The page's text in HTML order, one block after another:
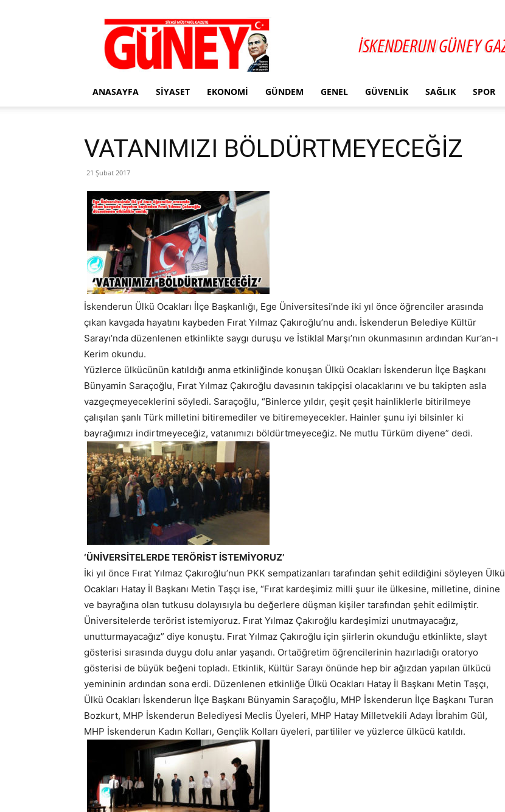
Gazete
Güney
ANASAYFA SIYASET EKONOMI GÜNDEM GENEL GÜVENLIK SAĞLIK SPOR
VATANIMIZI BÖLDÜRTMEYECEĞİZ
21 Şubat 2017
İskenderun Ülkü Ocakları İlçe Başkanlığı, Ege Üniversitesi’nde iki yıl önce öğrenciler arasında
çıkan kavgada hayatını kaybeden Fırat Yılmaz Çakıroğlu’nu andı. İskenderun Belediye Kültür
Sarayı’nda düzenlenen etkinlikte saygı duruşu ve İstiklal Marşı’nın okunmasının ardından Kur’an-ı
Kerim okundu.
Yüzlerce ülkücünün katıldığı anma etkinliğinde konuşan Ülkü Ocakları İskenderun İlçe Başkanı
Bünyamin Saraçoğlu, Fırat Yılmaz Çakıroğlu davasının takipçisi olacaklarını ve bu takipten asla
vazgeçmeyeceklerini söyledi. Saraçoğlu, “Binlerce yıldır, çeşit çeşit hainliklerle bitirilmeye
çalışılan şanlı Türk milletini bitiremediler ve bitiremeyecekler. Hainler şunu iyi bilsinler ki
bayrağımızı indirtmeyeceğiz, vatanımızı böldürtmeyeceğiz. Ne mutlu Türküm diyene” dedi.
‘ÜNİVERSİTELERDE TERÖRİST İSTEMİYORUZ’
İki yıl önce Fırat Yılmaz Çakıroğlu’nun PKK sempatizanları tarafından şehit edildiğini söyleyen Ülkü
Ocakları Hatay İl Başkanı Metin Taşçı ise, “Fırat kardeşimiz milli şuur ile ülkesine, milletine, dinine
ve bayrağına olan tutkusu dolayısıyla bu değerlere düşman kişiler tarafından şehit edilmiştir.
Üniversitelerde terörist istemiyoruz. Fırat Yılmaz Çakıroğlu kardeşimizi unutmayacağız,
unutturmayacağız” diye konuştu. Fırat Yılmaz Çakıroğlu için şiirlerin okunduğu etkinlikte, slayt
gösterisi sırasında duygu dolu anlar yaşandı. Ortaöğretim öğrencilerinin hazırladığı oratoryo
gösterisi de büyük beğeni topladı. Etkinlik, Kültür Sarayı önünde hep bir ağızdan yapılan ülkücü
yemininin ardından sona erdi. Düzenlenen etkinliğe Ülkü Ocakları Hatay İl Başkanı Metin Taşçı,
Ülkü Ocakları İskenderun İlçe Başkanı Bünyamin Saraçoğlu, MHP İskenderun İlçe Başkanı Turan
Bozkurt, MHP İskenderun Belediyesi Meclis Üyeleri, MHP Hatay Milletvekili Adayı İbrahim Gül,
MHP İskenderun Kadın Kolları, Gençlik Kolları üyeleri, partililer ve yüzlerce ülkücü katıldı.